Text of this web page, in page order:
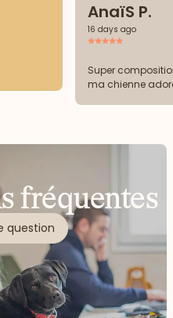
AnaïS P.
16 days ago
Super
ma chienne
fréquentes
question